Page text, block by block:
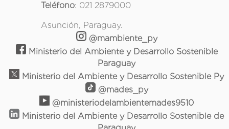
Teléfono: 021 2879000
Asunción, Paraguay.
@mambiente_py
Ministerio del Ambiente y Desarrollo Sostenible
Paraguay
Ministerio del Ambiente y Desarrollo Sostenible Py
@mades_py
@ministeriodelambientemades9510
Ministerio del Ambiente y Desarrollo Sostenible de